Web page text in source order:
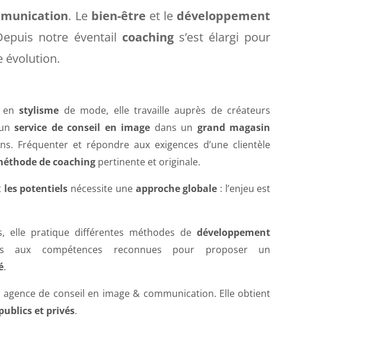
. Le bien-être et le développement
notre éventail coaching s’est élargi pour
évolution.
stylisme de mode, elle travaille auprès de créateurs
service de conseil en image dans un grand magasin
Fréquenter et répondre aux exigences d’une clientèle
de coachingpertinente et originale.
les potentiels nécessite une approche globale : l’enjeu est
elle pratique différentes méthodes dedéveloppement
aux compétences reconnues pour proposer un
.
agence de conseil en image & communication. Elle obtient
et privés.